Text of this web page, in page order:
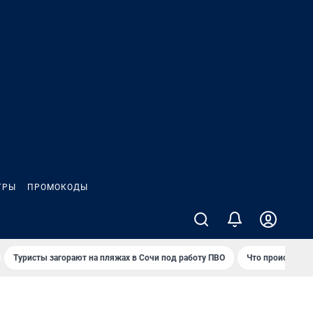
ПРОМОКОДЫ
Туристы загорают на пляжах в Сочи под работу ПВО Что происходит